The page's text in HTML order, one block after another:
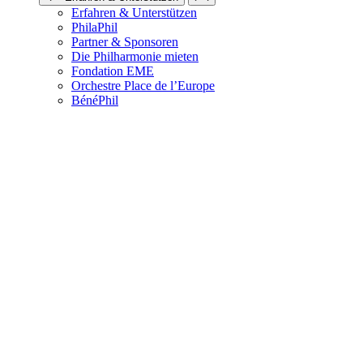
Erfahren & Unterstützen
PhilaPhil
Partner & Sponsoren
Die Philharmonie mieten
Fondation EME
Orchestre Place de l’Europe
BénéPhil